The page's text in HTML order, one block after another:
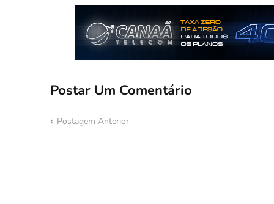
Postar Um Comentário
Postagem Anterior